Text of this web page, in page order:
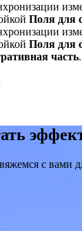
Поля для
Поля для
часть
с вами